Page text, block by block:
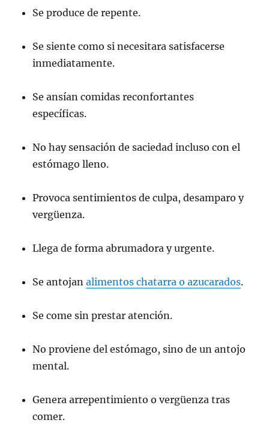
Se produce de repente.
Se siente como si necesitara satisfacerse
inmediatamente.
Se ansían comidas reconfortantes
específicas.
No hay sensación de saciedad incluso con el
estómago lleno.
Provoca sentimientos de culpa, desamparo y
vergüenza.
Llega de forma abrumadora y urgente.
Se antojanalimentos chatarra o azucarados.
Se come sin prestar atención.
No proviene del estómago, sino de un antojo
mental.
Genera arrepentimiento o vergüenza tras
comer.